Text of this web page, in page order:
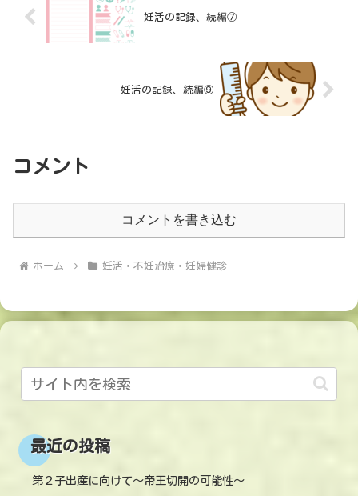
妊活の記録、続編⑦
妊活の記録、続編⑨
コメント
コメントを書き込む
ホーム 妊活・不妊治療・妊婦健診
最近の投稿
第２子出産に向けて～帝王切開の可能性～